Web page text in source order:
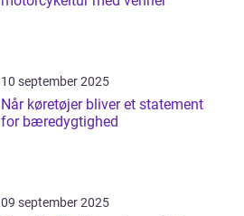
10 september 2025
Når køretøjer bliver et statement
for bæredygtighed
09 september 2025